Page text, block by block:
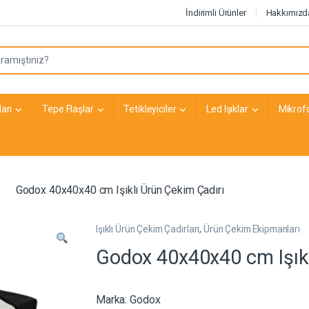
İndirimli Ürünler
Tepe Flaşlar Tetikleyiciler Led Işıklar
Godox 40x40x40 cm Işıklı Ürün Çekim Çadırı
Işıklı Ürün Çekim Çadırları, Ürün Çekim Ekipmanları
Godox 40x40x40 cm
Marka: Godox